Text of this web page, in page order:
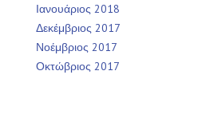
Ιανουάριος 2018
Δεκέμβριος 2017
Νοέμβριος 2017
Οκτώβριος 2017